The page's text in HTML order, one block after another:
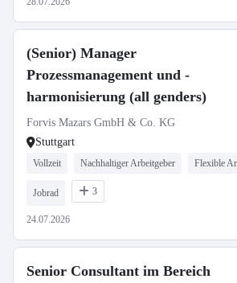
(Senior) Manager
Prozessmanagement und -
harmonisierung (all genders)
Forvis Mazars GmbH & Co. KG
Stuttgart
Vollzeit Nachhaltiger Arbeitgeber Flexible
Jobrad 3
24.07.2026
Senior Consultant im Bereich